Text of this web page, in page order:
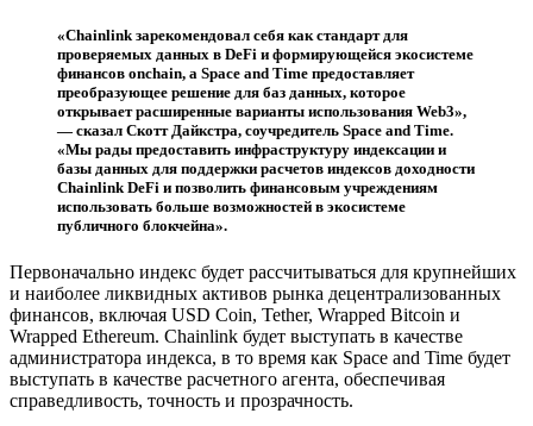
«Chainlink зарекомендовал себя как стандарт для
проверяемых данных в DeFi и формирующейся экосистеме
финансов onchain, а Space and Time предоставляет
преобразующее решение для баз данных, которое
открывает расширенные варианты использования Web3»,
— сказал Скотт Дайкстра, соучредитель Space and Time.
«Мы рады предоставить инфраструктуру индексации и
базы данных для поддержки расчетов индексов доходности
Chainlink DeFi и позволить финансовым учреждениям
использовать больше возможностей в экосистеме
публичного блокчейна».
Первоначально индекс будет рассчитываться для крупнейших
и наиболее ликвидных активов рынка децентрализованных
финансов, включая USD Coin, Tether, Wrapped Bitcoin и
Wrapped Ethereum. Chainlink будет выступать в качестве
администратора индекса, в то время как Space and Time будет
выступать в качестве расчетного агента, обеспечивая
справедливость, точность и прозрачность.